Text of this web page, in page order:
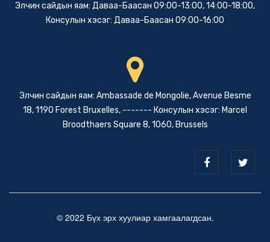
Элчин сайдын яам: Даваа-Баасан 09:00-13:00, 14:00-18:00,
Консулын хэсэг: Даваа-Баасан 09:00-16:00
Элчин сайдын яам: Ambassade de Mongolie, Avenue Besme
18, 1190 Forest Bruxelles, ------- Консулын хэсэг: Marcel
Broodthaers Square 8, 1060, Brussels
© 2022 Бүх эрх хуулиар хамгаалагдсан.